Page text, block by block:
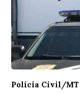
Polícia Civil/MT